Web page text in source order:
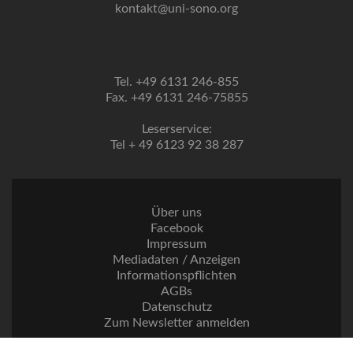
kontakt@uni-sono.org
Tel. +49 6131 246-855
Fax. +49 6131 246-75855
Leserservice:
Tel + 49 6123 92 38 287
Über uns
Facebook
Impressum
Mediadaten / Anzeigen
Informationspflichten
AGBs
Datenschutz
Zum Newsletter anmelden